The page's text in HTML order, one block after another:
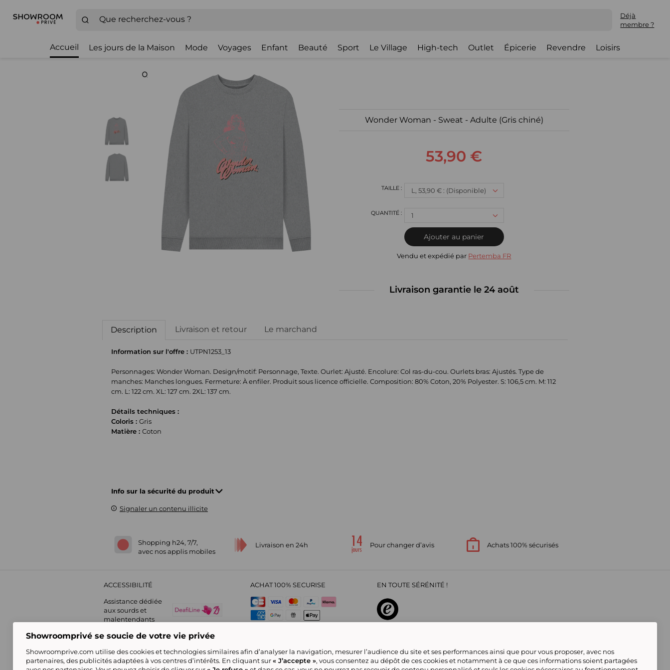
Déjà
membre ?
Accueil Les jours de la Maison Mode Voyages Enfant Beauté Sport Le Village High-tech Outlet Épicerie Revendre Loisirs
Wonder Woman - Sweat - Adulte (Gris chiné)
53,90 €
L, 53,90 € : (Disponible)
1
Ajouter au panier
Vendu et expédié par Pertemba FR
Livraison garantie le 24 août
Description Livraison et retour Le marchand
Information sur l'offre : UTPN1253_13
Personnages: Wonder Woman. Design/motif: Personnage, Texte. Ourlet: Ajusté. Encolure: Col ras-du-cou. Ourlets bras: Ajustés. Type de
manches: Manches longues. Fermeture: À enfiler. Produit sous licence officielle. Composition: 80% Coton, 20% Polyester. S: 106,5 cm. M: 112
cm. L: 122 cm. XL: 127 cm. 2XL: 137 cm.
Détails techniques :
Coloris :Gris
Matière :Coton
Info sur la sécurité du produit
Signaler un contenu illicite
Shopping h24, 7/7,
avec nos applis mobiles
Livraison en 24h Pour changer d’avis Achats 100% sécurisés
ACCESSIBILITÉ
Assistance dédiée
aux sourds et
malentendants
ACHAT 100% SECURISE EN TOUTE SÉRÉNITÉ !
Showroomprivé se soucie de votre vie privée
Showroomprive.com utilise des cookies et technologies similaires afin d’analyser la navigation, mesurer l’audience du site et ses performances ainsi que pour vous proposer, avec nos
partenaires, des publicités adaptées à vos centres d’intérêts. En cliquant sur« J’accepte », vous consentez au dépôt de ces cookies et notamment à ce que ces informations soient partagées